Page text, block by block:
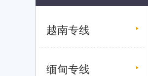
越南专线
缅甸专线